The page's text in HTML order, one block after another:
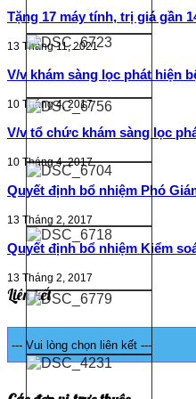
Tặng 17 máy tính, trị giá gần
13 Tháng 11, 2021
V/v khám sàng lọc phát hiện
10 Tháng 4, 2017
V/v tổ chức khám sàng lọc
10 Tháng 4, 2017
Quyết định bổ nhiệm Phó
13 Tháng 2, 2017
Quyết định bổ nhiệm Kiểm
13 Tháng 2, 2017
Liên kết